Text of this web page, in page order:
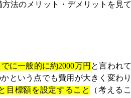
法のメリット・デメリットを見て
に一般的に約2000万円 と言われて
という点でも費用が大きく変わり
目標額を設定すること
（考えるこ